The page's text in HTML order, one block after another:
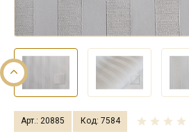
Арт.: 20885 Код: 7584